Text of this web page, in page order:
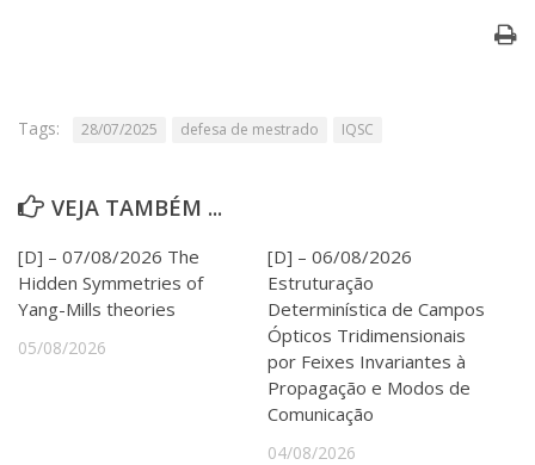
Aplicativos e Sites
Agenda de Eventos
Defesa de Teses
Tags: 28/07/2025 defesa de mestrado IQSC
VEJA TAMBÉM ...
[D] – 07/08/2026 The
Hidden Symmetries of
Yang-Mills theories
05/08/2026
[D] – 06/08/2026
Estruturação
Determinística de Campos
Ópticos Tridimensionais
por Feixes Invariantes à
Propagação e Modos de
Comunicação
04/08/2026